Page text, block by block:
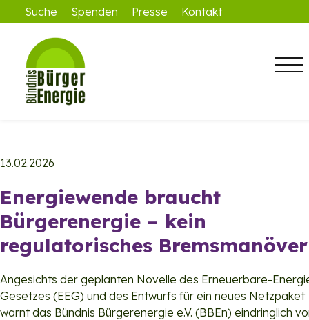
Suche Spenden Presse Kontakt
13.02.2026
Energiewende braucht
Bürgerenergie – kein
regulatorisches Bremsmanöver
Angesichts der geplanten Novelle des Erneuerbare-
Gesetzes (EEG) und des Entwurfs für ein neues Netzpaket
warnt das Bündnis Bürgerenergie e.V. (BBEn) eindringlich